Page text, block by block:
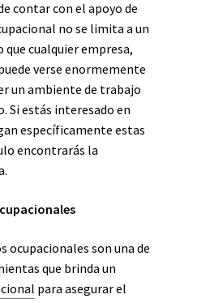
contar con el apoyo de
no se limita a un
cualquier empresa,
verse enormemente
un ambiente de trabajo
Si estás interesado en
específicamente estas
encontrarás la
ocupacionales son una de
que brinda un
para asegurar el